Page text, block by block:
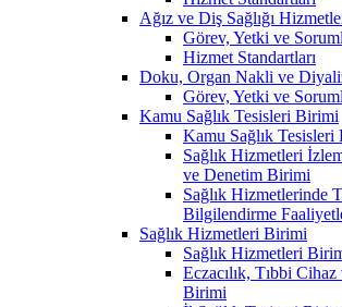
Ağız ve Diş Sağlığı
Görev, Yetki ve
Hizmet Standartları
Doku, Organ Nakli ve
Görev, Yetki ve
Kamu Sağlık Tesisleri Birimi
Kamu Sağlık Tesisleri
Sağlık Hizmetleri
ve Denetim Birimi
Sağlık Hizmetlerinde
Bilgilendirme
Sağlık Hizmetleri Birimi
Sağlık Hizmetleri
Eczacılık, Tıbbi
Birimi